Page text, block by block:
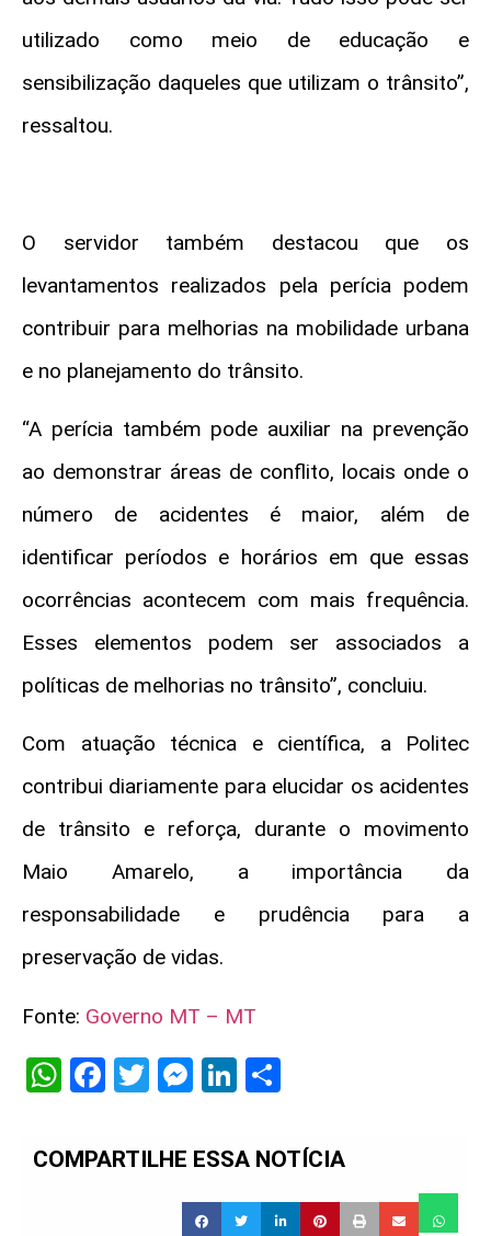
utilizado como meio de educação e
sensibilização daqueles que utilizam o trânsito”,
ressaltou.
O servidor também destacou que os
levantamentos realizados pela perícia podem
contribuir para melhorias na mobilidade urbana
e no planejamento do trânsito.
“A perícia também pode auxiliar na prevenção
ao demonstrar áreas de conflito, locais onde o
número de acidentes é maior, além de
identificar períodos e horários em que essas
ocorrências acontecem com mais frequência.
Esses elementos podem ser associados a
políticas de melhorias no trânsito”, concluiu.
Com atuação técnica e científica, a Politec
contribui diariamente para elucidar os acidentes
de trânsito e reforça, durante o movimento
Maio Amarelo, a importância da
responsabilidade e prudência para a
preservação de vidas.
Fonte: Governo MT – MT
WhatsApp
Facebook
Twitter
Messenger
LinkedIn
COMPARTILHE ESSA NOTÍCIA